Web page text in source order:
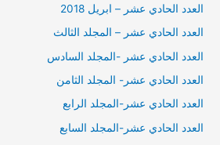
العدد الحادي عشر – ابريل 2018
العدد الحادي عشر – المجلد الثالث
العدد الحادي عشر -المجلد السادس
العدد الحادي عشر- المجلد الثامن
العدد الحادي عشر-المجلد الرابع
العدد الحادي عشر-المجلد السابع